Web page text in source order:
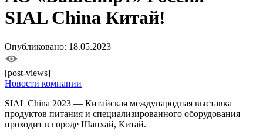
SIAL China Китай!
Опубликовано: 18.05.2023
[post-views]
Новости компании
SIAL China 2023 — Китайская международная выставка
продуктов питания и специализированного оборудования
проходит в городе Шанхай, Китай.